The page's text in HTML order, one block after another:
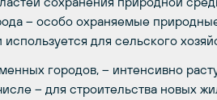
– особо охраняемые
для сельского
городов, – интенсивно
– для строительства новых